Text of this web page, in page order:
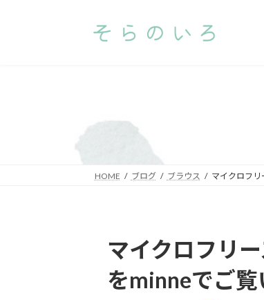
HOME ブログ ブラウス マイクロフリ
マイクロフリ
をminneでご覧